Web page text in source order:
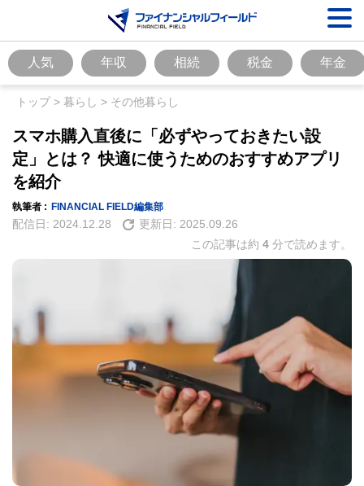
人気 年収 相続 税金 年金
トップ> 暮らし > その他暮らし
スマホ購入直後に「必ずやっておきたい設
定」とは？ 快適に使うためのおすすめアプリ
を紹介
執筆者 : FINANCIAL FIELD編集部
配信日: 2024.12.28 更新日: 2025.09.26
この記事は約 4 分で読めます。